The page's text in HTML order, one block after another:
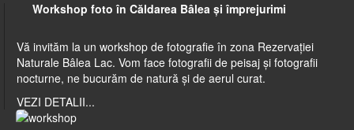
Workshop foto în Căldarea Bâlea şi împrejurimi
Vă invităm la un workshop de fotografie în zona Rezervaţiei
Naturale Bâlea Lac. Vom face fotografii de peisaj şi fotografii
nocturne, ne bucurăm de natură şi de aerul curat.
VEZI DETALII...